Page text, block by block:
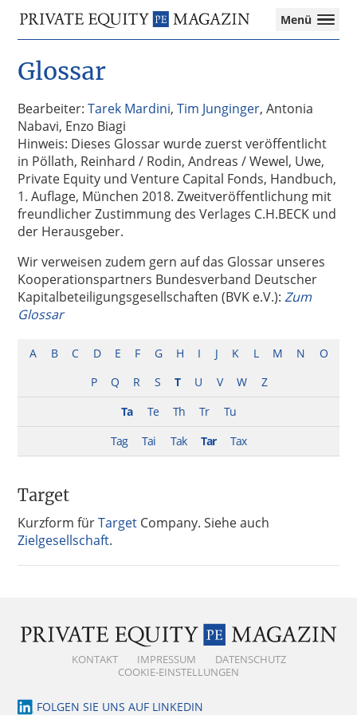
Hauptnavigation
springen
Inhalt
springen
Private
Equity
Das
für
Private
Equity-
Branche
–
Investment
Funds
I
M&A
Tax
Menü
Glossar
Bearbeiter:Tarek Mardini,Tim Junginger, Antonia
Nabavi, Enzo Biagi
Hinweis: Dieses Glossar wurde zuerst veröffentlicht
in Pöllath, Reinhard / Rodin, Andreas / Wewel, Uwe,
Private Equity und Venture Capital Fonds, Handbuch,
1. Auflage, München 2018. Zweitveröffentlichung mit
freundlicher Zustimmung des Verlages C.H.BECK und
der Herausgeber.
Wir verweisen zudem gern auf das Glossar unseres
Kooperationspartners Bundesverband Deutscher
Kapitalbeteiligungsgesellschaften (BVK e.V.):Zum
Glossar
A B C D E F G H I J K L M N
O
P
Q R S T U V W
Z
Ta
Te Th Tr
Tu
Tag
Tai Tak Tar Tax
Target
Kurzform fürTarget Company. Siehe auch
Zielgesellschaft.
KONTAKT IMPRESSUM
DATENSCHUTZ
COOKIE-EINSTELLUNGEN
FOLGEN SIE UNS AUF LINKEDIN